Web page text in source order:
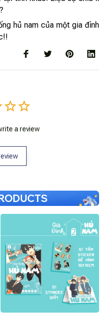
hủ nam của một gia đình
a review